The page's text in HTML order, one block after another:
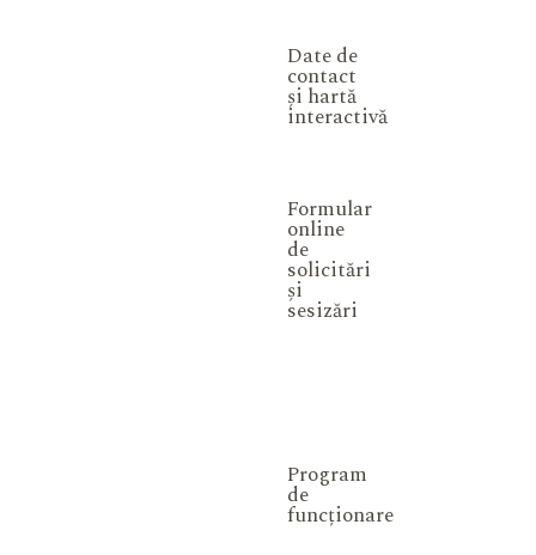
Date de
contact
și hartă
interactivă
Formular
online
de
solicitări
și
sesizări
Program
de
funcționare